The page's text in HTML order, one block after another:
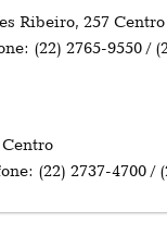
Ribeiro, 257 Centro
(22) 2765-9550 /
Centro
(22) 2737-4700 /